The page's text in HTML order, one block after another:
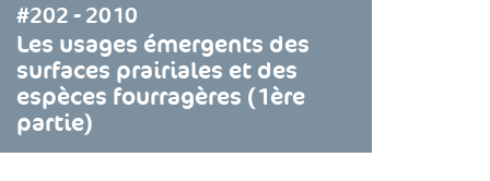
#202 - 2010
Les usages émergents des
surfaces prairiales et des
espèces fourragères (1ère
partie)